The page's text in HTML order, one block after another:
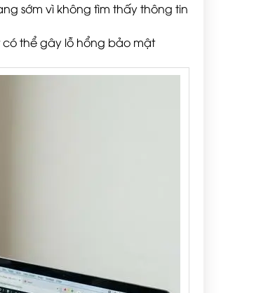
sớm vì không tìm thấy thông tin
thể gây lỗ hổng bảo mật